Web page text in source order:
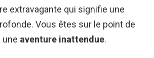
extravagante qui signifie une
Vous êtes sur le point de
une aventure inattendue.